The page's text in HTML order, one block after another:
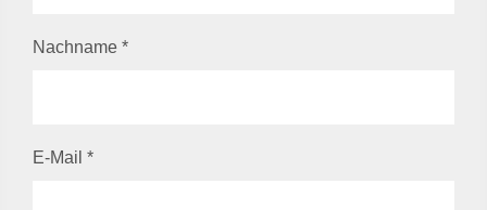
Nachname *
E-Mail *